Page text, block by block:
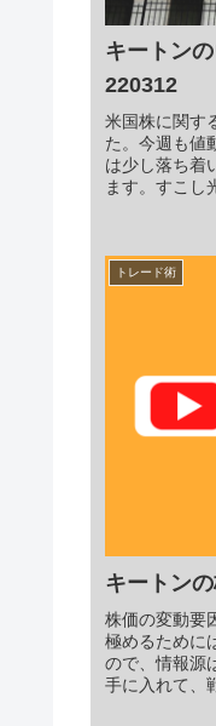
キートン
220312
米国株に関す
た。今週も値
は少し落ち着
ます。すこし
トレード術
キートン
株価の変動要
極めるために
ので、情報源
手に入れて、